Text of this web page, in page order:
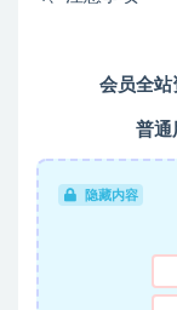
会员全站
普通
隐藏内容